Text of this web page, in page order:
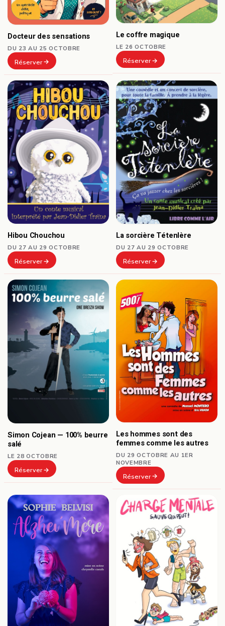
Docteur des sensations
DU 23 AU 25 OCTOBRE
Réserver
Le coffre magique
LE 26 OCTOBRE
Réserver
Hibou Chouchou
DU 27 AU 29 OCTOBRE
Réserver
La sorcière Tétenlère
DU 27 AU 29 OCTOBRE
Réserver
Simon Cojean — 100% beurre
salé
LE 28 OCTOBRE
Réserver
Les hommes sont des
femmes comme les autres
DU 29 OCTOBRE AU 1ER
NOVEMBRE
Réserver